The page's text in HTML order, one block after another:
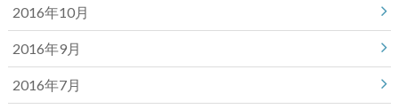
2016年10月
2016年9月
2016年7月